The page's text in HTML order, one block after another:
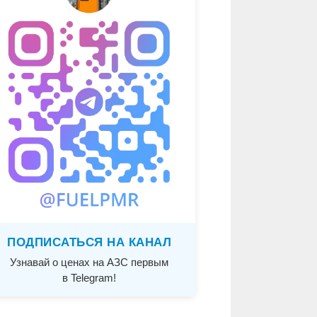
ПОДПИСАТЬСЯ НА КАНАЛ
Узнавай о ценах на АЗС первым
в Telegram!